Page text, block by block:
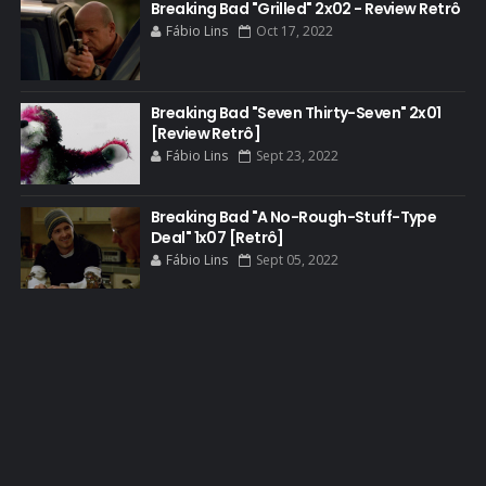
BETTER CALL SAUL
BLOOPERS
BLU-RAY
BOB ODENKIRK
BOB ODENKIRK CINEMA
BOB ODENKIRK TV
BREAKING BAD ART PROJECT
BREAKING BAD HISTORY
BREAKING BAD DA VIDA REAL
Breaking Bad "Grilled" 2x02 - Review Retrô
Fábio Lins Oct 17, 2022
Breaking Bad "Seven Thirty-Seven" 2x01
[Review Retrô]
Fábio Lins Sept 23, 2022
Breaking Bad "A No-Rough-Stuff-Type
Deal" 1x07 [Retrô]
Fábio Lins Sept 05, 2022